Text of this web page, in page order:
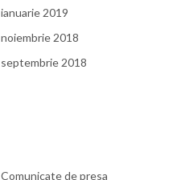
ianuarie 2019
noiembrie 2018
septembrie 2018
Comunicate de presa